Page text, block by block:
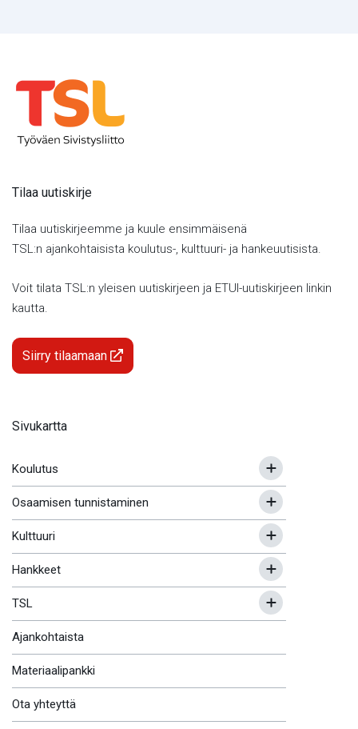
Tilaa uutiskirje
Tilaa uutiskirjeemme ja kuule ensimmäisenä
TSL:n ajankohtaisista koulutus-, kulttuuri- ja hankeuutisista.
Voit tilata TSL:n yleisen uutiskirjeen ja ETUI-uutiskirjeen linkin
kautta.
Siirry tilaamaan
Sivukartta
Koulutus
Osaamisen tunnistaminen
Kulttuuri
Hankkeet
TSL
Ajankohtaista
Materiaalipankki
Ota yhteyttä